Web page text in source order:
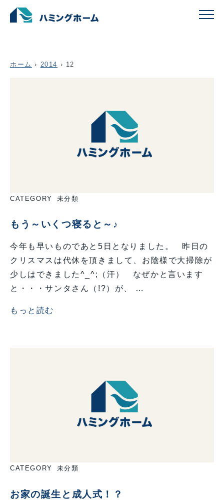
ホーム › 2014 › 12
CATEGORY 未分類
もう～いくつ寝ると～♪
今年も早いものであと5日となりました。 昨日の
クリスマスは代休を頂きまして、お陰様で大掃除が
少しはできました^_^;（汗） なぜかと言います
と・・・サンタさん（!?）が、 …
もっと読む
CATEGORY 未分類
お家の誕生と成人式！？